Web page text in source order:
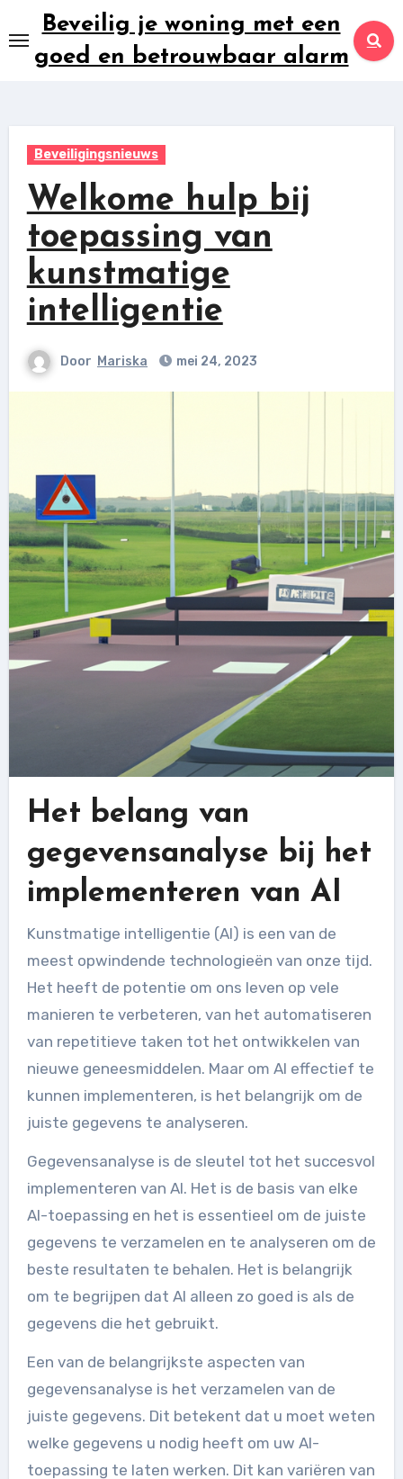
naar
inhoud
Beveilig je woning met een
goed en betrouwbaar alarm
Beveiligingsnieuws
Welkome hulp bij
toepassing van
kunstmatige
intelligentie
Door Mariska mei 24, 2023
Het belang van
gegevensanalyse bij het
implementeren van AI
Kunstmatige intelligentie (AI) is een van de
meest opwindende technologieën van onze tijd.
Het heeft de potentie om ons leven op vele
manieren te verbeteren, van het automatiseren
van repetitieve taken tot het ontwikkelen van
nieuwe geneesmiddelen. Maar om AI effectief te
kunnen implementeren, is het belangrijk om de
juiste gegevens te analyseren.
Gegevensanalyse is de sleutel tot het succesvol
implementeren van AI. Het is de basis van elke
AI-toepassing en het is essentieel om de juiste
gegevens te verzamelen en te analyseren om de
beste resultaten te behalen. Het is belangrijk
om te begrijpen dat AI alleen zo goed is als de
gegevens die het gebruikt.
Een van de belangrijkste aspecten van
gegevensanalyse is het verzamelen van de
juiste gegevens. Dit betekent dat u moet weten
welke gegevens u nodig heeft om uw AI-
toepassing te laten werken. Dit kan variëren van